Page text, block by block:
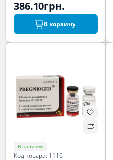
386.10грн.
В корзину
В наличии
Код товара: 1116-